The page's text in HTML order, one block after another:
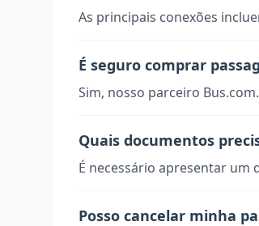
As principais conexões
É seguro comprar
Sim, nosso parceiro
Quais documentos
É necessário apresentar um
Posso cancelar minha